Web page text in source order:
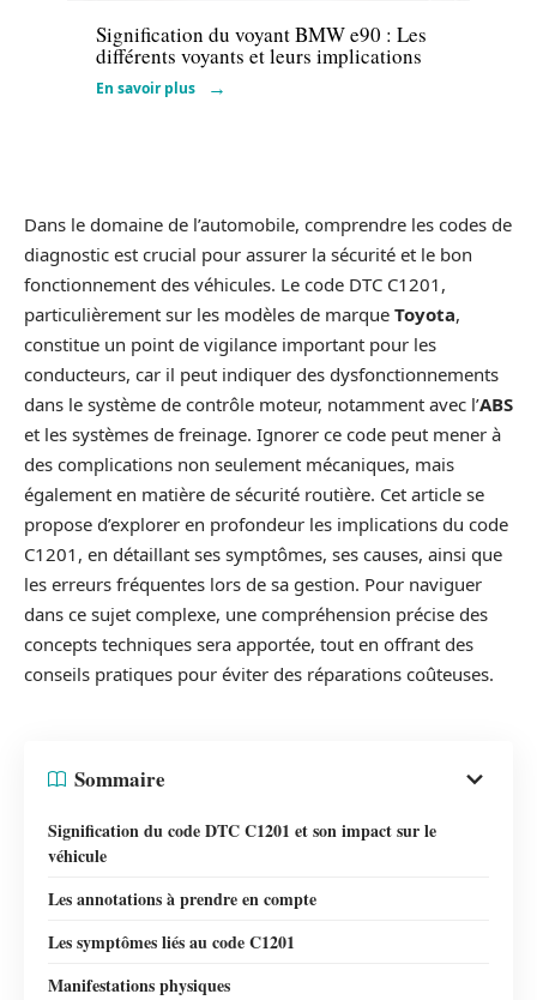
Signification du voyant BMW e90 : Les
différents voyants et leurs implications
En savoir plus
Dans le domaine de l’automobile, comprendre les codes de
diagnostic est crucial pour assurer la sécurité et le bon
fonctionnement des véhicules. Le code DTC C1201,
particulièrement sur les modèles de marque Toyota,
constitue un point de vigilance important pour les
conducteurs, car il peut indiquer des dysfonctionnements
dans le système de contrôle moteur, notamment avec l’ABS
et les systèmes de freinage. Ignorer ce code peut mener à
des complications non seulement mécaniques, mais
également en matière de sécurité routière. Cet article se
propose d’explorer en profondeur les implications du code
C1201, en détaillant ses symptômes, ses causes, ainsi que
les erreurs fréquentes lors de sa gestion. Pour naviguer
dans ce sujet complexe, une compréhension précise des
concepts techniques sera apportée, tout en offrant des
conseils pratiques pour éviter des réparations coûteuses.
Sommaire
Signification du code DTC C1201 et son impact sur le
véhicule
Les annotations à prendre en compte
Les symptômes liés au code C1201
Manifestations physiques